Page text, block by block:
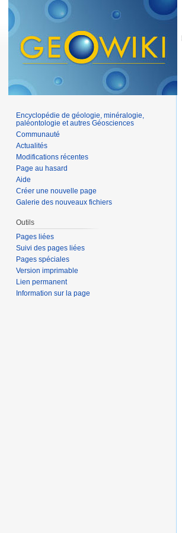
Encyclopédie de géologie, minéralogie,
paléontologie et autres Géosciences
Communauté
Actualités
Modifications récentes
Page au hasard
Aide
Créer une nouvelle page
Galerie des nouveaux fichiers
Outils
Pages liées
Suivi des pages liées
Pages spéciales
Version imprimable
Lien permanent
Information sur la page